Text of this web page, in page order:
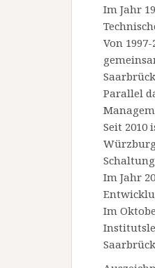
Im Jahr
Von
Parallel
Seit
Im Jahr
Im